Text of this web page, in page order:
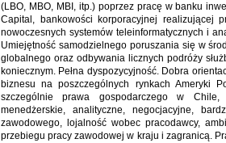
(LBO, MBO, MBI, itp.) poprzez pracę w banku
Capital, bankowości korporacyjnej realizującej
nowoczesnych systemów teleinformatycznych i
Umiejętność samodzielnego poruszania się w
globalnego oraz odbywania licznych podróży
koniecznym. Pełna dyspozycyjność. Dobra
biznesu na poszczególnych rynkach Ameryki
szczególnie prawa gospodarczego w
menedżerskie, analityczne, negocjacyjne,
zawodowego, lojalność wobec pracodawcy,
przebiegu pracy zawodowej w kraju i zagranicą.